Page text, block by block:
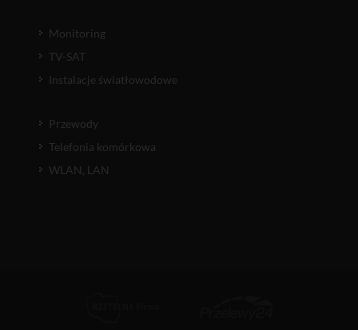
Monitoring
TV-SAT
Instalacje światłowodowe
Przewody
Telefonia komórkowa
WLAN, LAN